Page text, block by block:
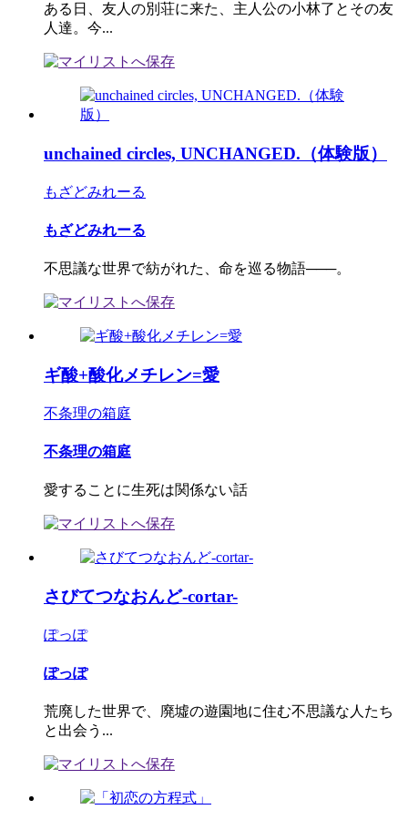
ある日、友人の別荘に来た、主人公の小林了とその友
人達。今...
unchained circles, UNCHANGED.（体験版）
もざどみれーる
もざどみれーる
不思議な世界で紡がれた、命を巡る物語───。
ギ酸+酸化メチレン=愛
不条理の箱庭
不条理の箱庭
愛することに生死は関係ない話
さびてつなおんど-cortar-
ぽっぽ
ぽっぽ
荒廃した世界で、廃墟の遊園地に住む不思議な人たち
と出会う...